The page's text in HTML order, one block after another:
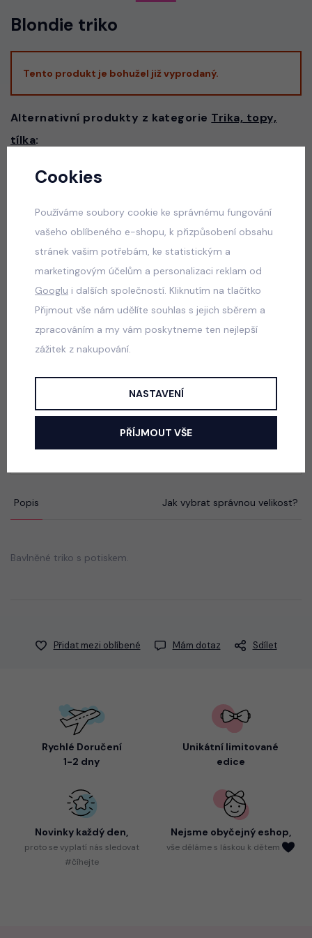
Blondie triko
Tento produkt je bohužel již vyprodaný.
Alternativní produkty z kategorie Trika, topy,
tílka:
skladem
50 Kč
Six Seven triko bílé
Blůzka posetá kamínky s broží PINK
Popis Jak vybrat správnou velikost?
Bavlněné triko s potiskem.
Přidat mezi oblíbené Mám dotaz Sdílet
Rychlé Doručení
1-2 dny
Unikátní limitované
edice
Novinky každý den,
protose vyplatí nás sledovat
#číhejte
Nejsme obyčejný eshop,
vše děláme s láskou k dětem
Cookies
Používáme soubory cookie ke správnému fungování
vašeho oblíbeného e-shopu, k přizpůsobení obsahu
stránek vašim potřebám, ke statistickým a
marketingovým účelům a personalizaci reklam od
Googlu i dalších společností. Kliknutím na tlačítko
Přijmout vše nám udělíte souhlas s jejich sběrem a
zpracováním a my vám poskytneme ten nejlepší
zážitek z nakupování.
NASTAVENÍ
PŘÍJMOUT VŠE